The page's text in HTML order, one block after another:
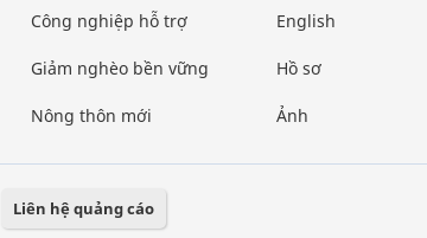
Công nghiệp hỗ trợ
Giảm nghèo bền vững
Nông thôn mới
English
Hồ sơ
Ảnh
Liên hệ quảng cáo